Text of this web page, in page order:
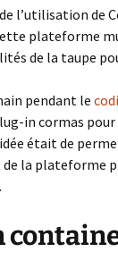
l’utilisation de
plateforme
de la taupe
pendant le
in cormas
était de
la plateforme